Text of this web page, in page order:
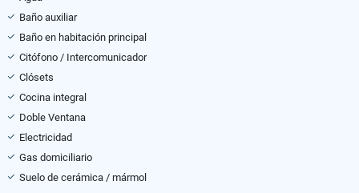
Baño auxiliar
Baño en habitación principal
Citófono / Intercomunicador
Clósets
Cocina integral
Doble Ventana
Electricidad
Gas domiciliario
Suelo de cerámica / mármol